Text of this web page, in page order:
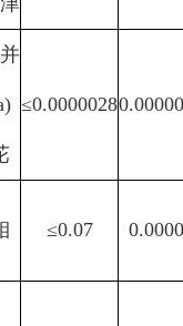
≤0.0000028
≤0.07